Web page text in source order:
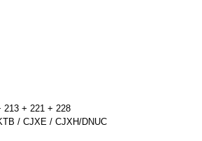
213 + 221 + 228
/ CJXE / CJXH/DNUC